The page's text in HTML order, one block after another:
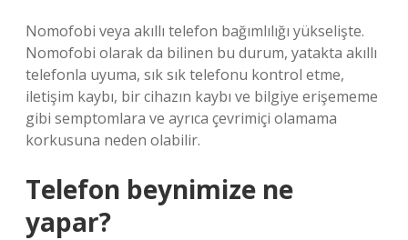
Nomofobi veya akıllı telefon bağımlılığı yükselişte.
Nomofobi olarak da bilinen bu durum, yatakta akıllı
telefonla uyuma, sık sık telefonu kontrol etme,
iletişim kaybı, bir cihazın kaybı ve bilgiye erişememe
gibi semptomlara ve ayrıca çevrimiçi olamama
korkusuna neden olabilir.
Telefon beynimize ne
yapar?